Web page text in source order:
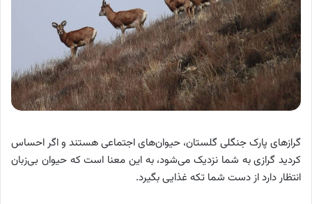
گرازهای پارک جنگلی گلستان، حیوان‌های اجتماعی هستند و اگر احساس
کردید گرازی به شما نزدیک می‌شود، به این معنا است که حیوان بی‌زبان
انتظار دارد از دست شما تکه غذایی بگیرد.